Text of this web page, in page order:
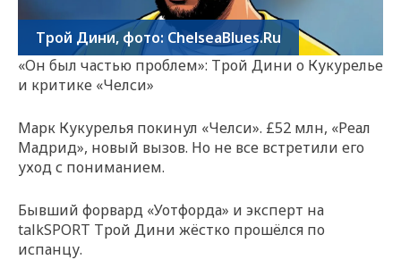
Трой Дини, фото: ChelseaBlues.Ru
«Он был частью проблем»: Трой Дини о Кукурелье
и критике «Челси»
Марк Кукурелья покинул «Челси». £52 млн, «Реал
Мадрид», новый вызов. Но не все встретили его
уход с пониманием.
Бывший форвард «Уотфорда» и эксперт на
talkSPORT Трой Дини жёстко прошёлся по
испанцу.